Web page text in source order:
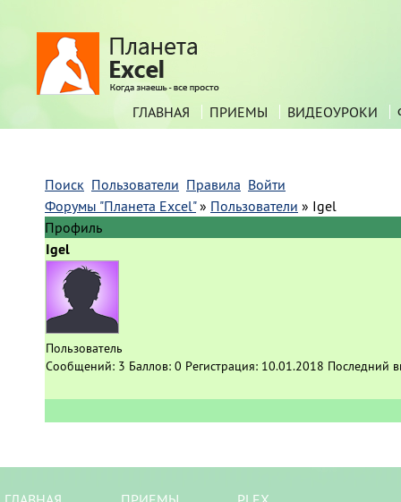
ГЛАВНАЯ ПРИЕМЫ ВИДЕОУРОКИ
Поиск Пользователи Правила Войти
Форумы "Планета Excel" » Пользователи » Igel
Профиль
Igel
Пользователь
Сообщений: 3 Баллов: 0 Регистрация: 10.01.2018 Последний